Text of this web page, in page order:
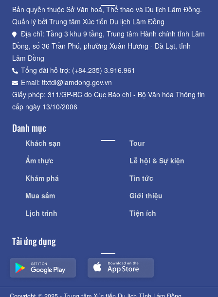
Bản quyền thuộc Sở Văn hoá, Thể thao và Du lịch Lâm Đồng.
Quản lý bởi Trung tâm Xúc tiến Du lịch Lâm Đồng
Địa chỉ: Tầng 3 khu 9 tầng, Trung tâm Hành chính tỉnh Lâm
Đồng, số 36 Trần Phú, phường Xuân Hương - Đà Lạt, tỉnh
Lâm Đồng
Tổng đài hỗ trợ: (+84.235) 3.916.961
Email: ttxtdl@lamdong.gov.vn
Giấy phép: 311/GP-BC do Cục Báo chí - Bộ Văn hóa Thông tin
cấp ngày 13/10/2006
Danh mục
Khách sạn
Ẩm thực
Khám phá
Mua sắm
Lịch trình
Tour
Lễ hội & Sự kiện
Tin tức
Giới thiệu
Tiện ích
Tải ứng dụng